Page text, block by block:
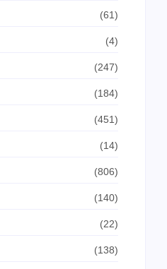
(61)
(4)
(247)
(184)
(451)
(14)
(806)
(140)
(22)
(138)